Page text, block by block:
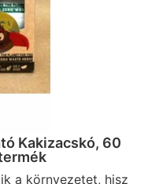
Kakizacskó, 60
a környezetet, hisz